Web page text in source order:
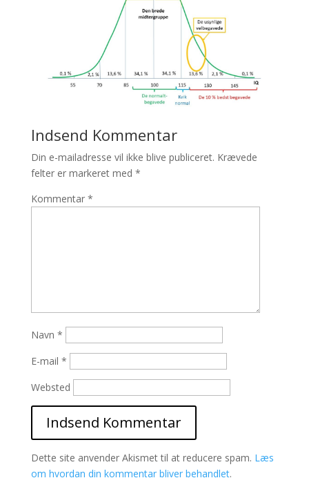
Indsend Kommentar
Din e-mailadresse vil ikke blive publiceret. Krævede
felter er markeret med *
Kommentar *
Navn *
E-mail *
Websted
Dette site anvender Akismet til at reducere spam. Læs
om hvordan din kommentar bliver behandlet.